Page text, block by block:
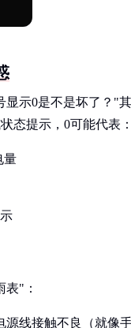
示0是不是坏了？"
态提示，0可能代表：
量
"：
线接触不良（就像